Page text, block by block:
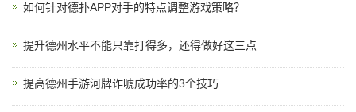
如何针对德扑APP对手的特点调整游戏策略？
提升德州水平不能只靠打得多，还得做好这三点
提高德州手游河牌诈唬成功率的3个技巧